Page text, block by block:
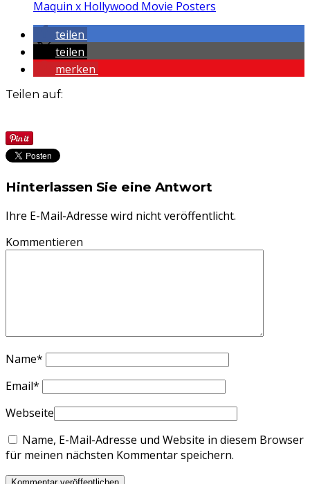
Maquin x Hollywood Movie Posters
teilen
teilen
merken
Teilen auf:
Hinterlassen Sie eine Antwort
Ihre E-Mail-Adresse wird nicht veröffentlicht.
Kommentieren
Name*
Email*
Webseite
Name, E-Mail-Adresse und Website in diesem Browser
für meinen nächsten Kommentar speichern.